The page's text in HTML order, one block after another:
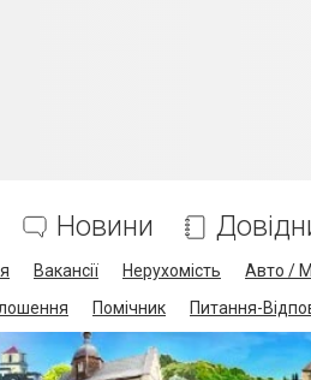
Новини
Вакансії Нерухомість Авто /
Помічник Питання-